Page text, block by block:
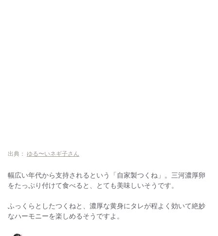
出典： ゆる〜いネギ子さん
幅広い年代から支持されるという「自家製つくね」。三河濃厚卵
をたっぷり付けて食べると、とても美味しいそうです。
ふっくらとしたつくねと、濃厚な黄身にタレが程よく効いて絶妙
なハーモニーを楽しめるそうですよ。